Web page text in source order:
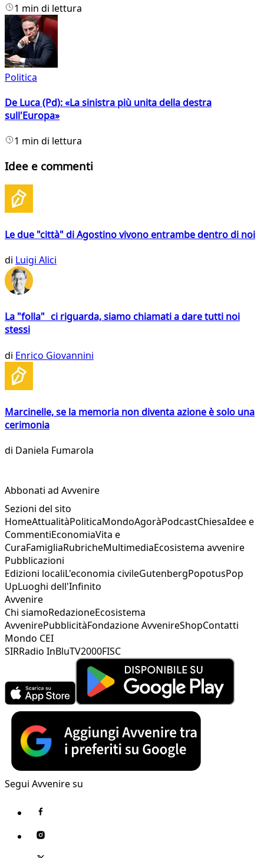
1 min di lettura
Politica
De Luca (Pd): «La sinistra più unita della destra
sull'Europa»
1 min di lettura
Idee e commenti
Le due "città" di Agostino vivono entrambe dentro di noi
di Luigi Alici
La "folla" ci riguarda, siamo chiamati a dare tutti noi
stessi
di Enrico Giovannini
Marcinelle, se la memoria non diventa azione è solo una
cerimonia
di Daniela Fumarola
Abbonati ad Avvenire
Sezioni del sito
HomeAttualitàPoliticaMondoAgoràPodcastChiesaIdee e
CommentiEconomiaVita e
CuraFamigliaRubricheMultimediaEcosistema avvenire
Pubblicazioni
Edizioni localiL'economia civileGutenbergPopotusPop
UpLuoghi dell'Infinito
Avvenire
Chi siamoRedazioneEcosistema
AvvenirePubblicitàFondazione AvvenireShopContatti
Mondo CEI
SIRRadio InBluTV2000FISC
Segui Avvenire su